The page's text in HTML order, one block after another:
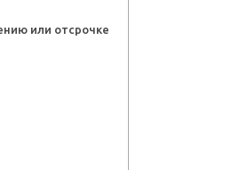
или отсрочке